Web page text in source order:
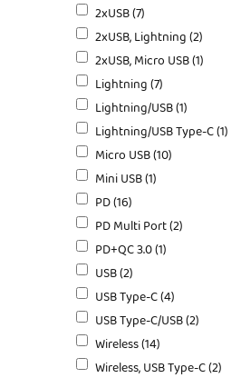
2xUSB (7)
2xUSB, Lightning (2)
2xUSB, Micro USB (1)
Lightning (7)
Lightning/USB (1)
Lightning/USB Type-C (1)
Micro USB (10)
Mini USB (1)
PD (16)
PD Multi Port (2)
PD+QC 3.0 (1)
USB (2)
USB Type-C (4)
USB Type-C/USB (2)
Wireless (14)
Wireless, USB Type-C (2)